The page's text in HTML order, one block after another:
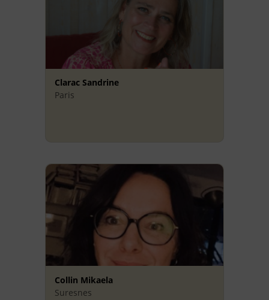
Clarac Sandrine
Paris
Collin Mikaela
Suresnes